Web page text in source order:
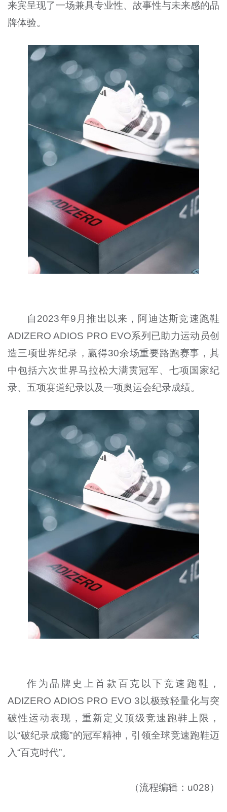
来宾呈现了一场兼具专业性、故事性与未来感的品
牌体验。
自2023年9月推出以来，阿迪达斯竞速跑鞋
ADIZERO ADIOS PRO EVO系列已助力运动员创
造三项世界纪录，赢得30余场重要路跑赛事，其
中包括六次世界马拉松大满贯冠军、七项国家纪
录、五项赛道纪录以及一项奥运会纪录成绩。
作为品牌史上首款百克以下竞速跑鞋，
ADIZERO ADIOS PRO EVO 3以极致轻量化与突
破性运动表现，重新定义顶级竞速跑鞋上限，
以“破纪录成瘾”的冠军精神，引领全球竞速跑鞋迈
入“百克时代”。
（流程编辑：u028）